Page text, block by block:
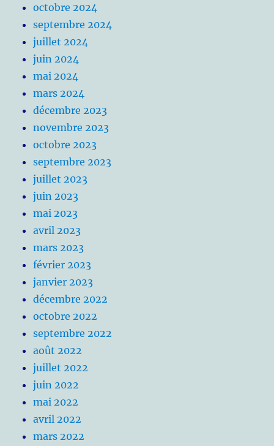
octobre 2024
septembre 2024
juillet 2024
juin 2024
mai 2024
mars 2024
décembre 2023
novembre 2023
octobre 2023
septembre 2023
juillet 2023
juin 2023
mai 2023
avril 2023
mars 2023
février 2023
janvier 2023
décembre 2022
octobre 2022
septembre 2022
août 2022
juillet 2022
juin 2022
mai 2022
avril 2022
mars 2022